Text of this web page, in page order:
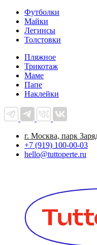
Футболки
Майки
Легинсы
Толстовки
Пляжное
Трикотаж
Маме
Папе
Наклейки
г. Москва, парк
+7 (919) 100-00-03
hello@tuttoperte.ru